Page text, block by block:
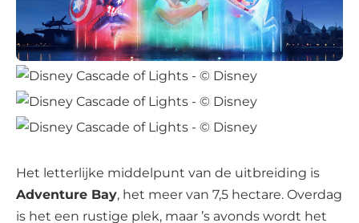
Het letterlijke middelpunt van de uitbreiding is
Adventure Bay, het meer van 7,5 hectare. Overdag
is het een rustige plek, maar ’s avonds wordt het